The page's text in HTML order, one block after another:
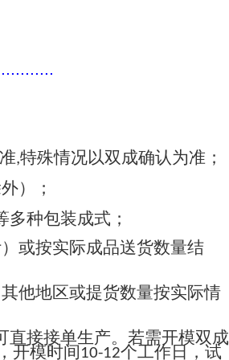
,特殊情况以双成确认为准；
）；
种包装成式；
或按实际成品送货数量结
他地区或提货数量按实际情
直接接单生产。若需开模双成
开模时间10-12个工作日，试